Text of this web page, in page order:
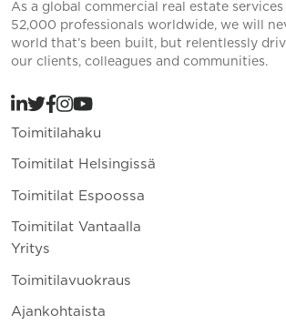
As a global commercial real estate
52,000 professionals worldwide, we will
world that’s been built, but relentlessly
our clients, colleagues and communities.
Toimitilahaku
Toimitilat Helsingissä
Toimitilat Espoossa
Toimitilat Vantaalla
Yritys
Toimitilavuokraus
Ajankohtaista